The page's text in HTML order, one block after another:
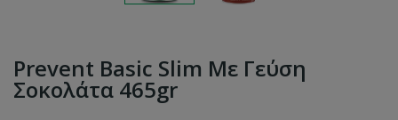
Prevent Basic Slim Με Γεύση
Σοκολάτα 465gr